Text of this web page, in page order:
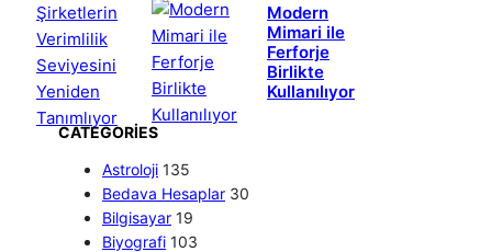
Modern
Mimari ile
Ferforje
Birlikte
Kullanılıyor
CATEGORIES
Astroloji 135
Bedava Hesaplar 30
Bilgisayar 19
Biyografi 103